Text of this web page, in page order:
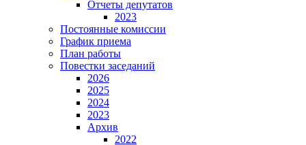
Отчеты депутатов
2023
Постоянные комиссии
График приема
План работы
Повестки заседаний
2026
2025
2024
2023
Архив
2022